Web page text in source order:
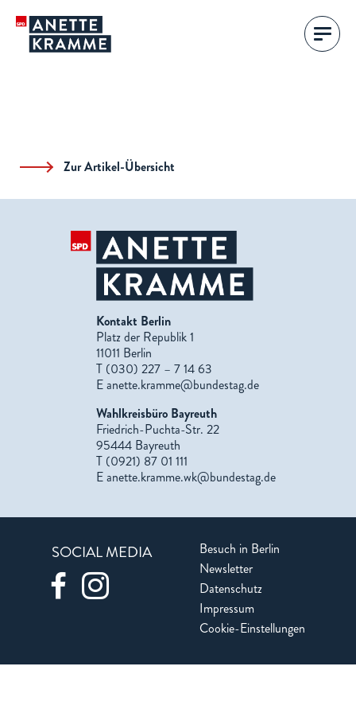
Zur Artikel-Übersicht
Kontakt Berlin
Platz der Republik 1
11011 Berlin
T (030) 227 – 7 14 63
Eanette.kramme@bundestag.de
Wahlkreisbüro Bayreuth
Friedrich-Puchta-Str. 22
95444 Bayreuth
T (0921) 87 01 111
Eanette.kramme.wk@bundestag.de
SOCIAL MEDIA
Besuch in Berlin
Newsletter
Datenschutz
Impressum
Cookie-Einstellungen